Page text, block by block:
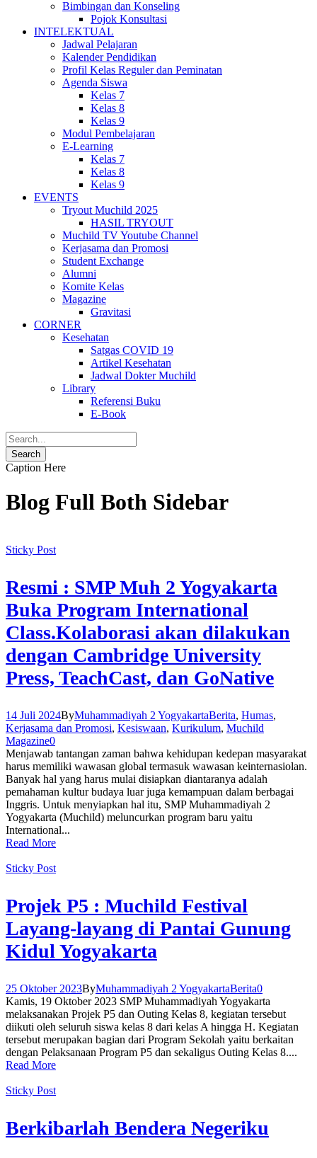
Bimbingan dan Konseling
Pojok Konsultasi
INTELEKTUAL
Jadwal Pelajaran
Kalender Pendidikan
Profil Kelas Reguler dan Peminatan
Agenda Siswa
Kelas 7
Kelas 8
Kelas 9
Modul Pembelajaran
E-Learning
Kelas 7
Kelas 8
Kelas 9
EVENTS
Tryout Muchild 2025
HASIL TRYOUT
Muchild TV Youtube Channel
Kerjasama dan Promosi
Student Exchange
Alumni
Komite Kelas
Magazine
Gravitasi
CORNER
Kesehatan
Satgas COVID 19
Artikel Kesehatan
Jadwal Dokter Muchild
Library
Referensi Buku
E-Book
Caption Here
Blog Full Both Sidebar
Sticky Post
Resmi : SMP Muh 2 Yogyakarta
Buka Program International
Class.Kolaborasi akan dilakukan
dengan Cambridge University
Press, TeachCast, dan GoNative
14 Juli 2024ByMuhammadiyah 2 YogyakartaBerita, Humas,
Kerjasama dan Promosi, Kesiswaan, Kurikulum, Muchild
Magazine0
Menjawab tantangan zaman bahwa kehidupan kedepan masyarakat
harus memiliki wawasan global termasuk wawasan keinternasiolan.
Banyak hal yang harus mulai disiapkan diantaranya adalah
pemahaman kultur budaya luar juga kemampuan dalam berbagai
Inggris. Untuk menyiapkan hal itu, SMP Muhammadiyah 2
Yogyakarta (Muchild) meluncurkan program baru yaitu
International...
Read More
Sticky Post
Projek P5 : Muchild Festival
Layang-layang di Pantai Gunung
Kidul Yogyakarta
25 Oktober 2023ByMuhammadiyah 2 YogyakartaBerita0
Kamis, 19 Oktober 2023 SMP Muhammadiyah Yogyakarta
melaksanakan Projek P5 dan Outing Kelas 8, kegiatan tersebut
diikuti oleh seluruh siswa kelas 8 dari kelas A hingga H. Kegiatan
tersebut merupakan bagian dari Program Sekolah yaitu berkaitan
dengan Pelaksanaan Program P5 dan sekaligus Outing Kelas 8....
Read More
Sticky Post
Berkibarlah Bendera Negeriku